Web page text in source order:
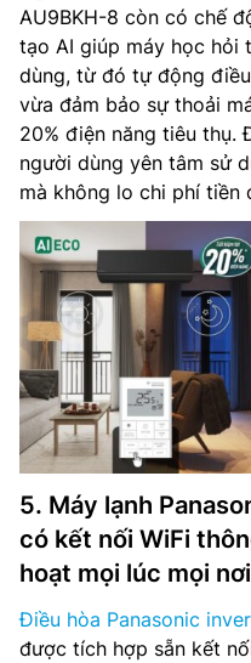
AU9BKH-8 còn có chế
tạo AI giúp máy học hỏi
dùng, từ đó tự động
vừa đảm bảo sự thoải
20% điện năng tiêu thụ.
người dùng yên tâm sử
mà không lo chi phí tiền
5. Máy lạnh
có kết nối WiFi
hoạt mọi lúc mọi nơi
Điều hòa Panasonic
được tích hợp sẵn kết